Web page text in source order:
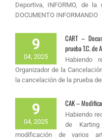
Deportiva, INFORMO, de
DOCUMENTO INFORMANDO
9
04, 2025
CART –
prueba T.C. de
Habiendo
Organizador de la
la cancelación de la prueba
9
04, 2025
CAK –
Habiendo
de
modificación de varios